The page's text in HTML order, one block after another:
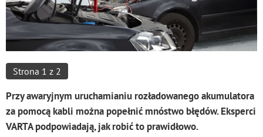
Strona 1 z 2
Przy awaryjnym uruchamianiu rozładowanego akumulatora
za pomocą kabli można popełnić mnóstwo błędów. Eksperci
VARTA podpowiadają, jak robić to prawidłowo.